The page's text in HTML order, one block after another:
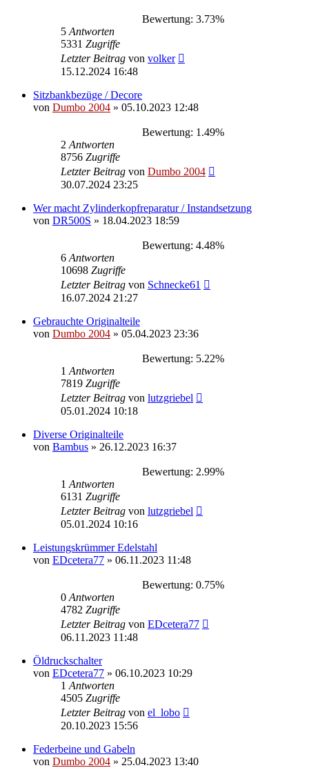
Bewertung: 3.73%
5 Antworten
5331 Zugriffe
Letzter Beitrag von volker
15.12.2024 16:48
Sitzbankbezüge / Decore
von Dumbo 2004 » 05.10.2023 12:48
Bewertung: 1.49%
2 Antworten
8756 Zugriffe
Letzter Beitrag von Dumbo 2004
30.07.2024 23:25
Wer macht Zylinderkopfreparatur / Instandsetzung
von DR500S » 18.04.2023 18:59
Bewertung: 4.48%
6 Antworten
10698 Zugriffe
Letzter Beitrag von Schnecke61
16.07.2024 21:27
Gebrauchte Originalteile
von Dumbo 2004 » 05.04.2023 23:36
Bewertung: 5.22%
1 Antworten
7819 Zugriffe
Letzter Beitrag von lutzgriebel
05.01.2024 10:18
Diverse Originalteile
von Bambus » 26.12.2023 16:37
Bewertung: 2.99%
1 Antworten
6131 Zugriffe
Letzter Beitrag von lutzgriebel
05.01.2024 10:16
Leistungskrümmer Edelstahl
von EDcetera77 » 06.11.2023 11:48
Bewertung: 0.75%
0 Antworten
4782 Zugriffe
Letzter Beitrag von EDcetera77
06.11.2023 11:48
Öldruckschalter
von EDcetera77 » 06.10.2023 10:29
1 Antworten
4505 Zugriffe
Letzter Beitrag von el_lobo
20.10.2023 15:56
Federbeine und Gabeln
von Dumbo 2004 » 25.04.2023 13:40